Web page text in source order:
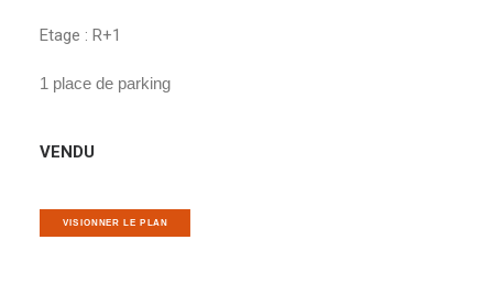
Etage : R+1
1 place de parking
VENDU
VISIONNER LE PLAN